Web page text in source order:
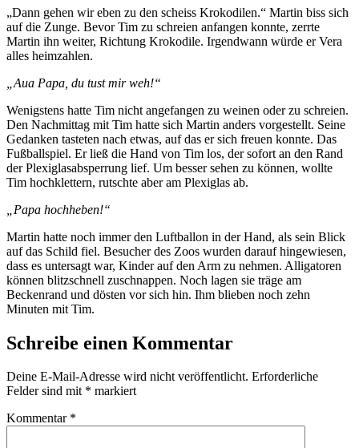
„Dann gehen wir eben zu den scheiss Krokodilen.“ Martin biss sich
auf die Zunge. Bevor Tim zu schreien anfangen konnte, zerrte
Martin ihn weiter, Richtung Krokodile. Irgendwann würde er Vera
alles heimzahlen.
„Aua Papa, du tust mir weh!“
Wenigstens hatte Tim nicht angefangen zu weinen oder zu schreien.
Den Nachmittag mit Tim hatte sich Martin anders vorgestellt. Seine
Gedanken tasteten nach etwas, auf das er sich freuen konnte. Das
Fußballspiel. Er ließ die Hand von Tim los, der sofort an den Rand
der Plexiglasabsperrung lief. Um besser sehen zu können, wollte
Tim hochklettern, rutschte aber am Plexiglas ab.
„Papa hochheben!“
Martin hatte noch immer den Luftballon in der Hand, als sein Blick
auf das Schild fiel. Besucher des Zoos wurden darauf hingewiesen,
dass es untersagt war, Kinder auf den Arm zu nehmen. Alligatoren
können blitzschnell zuschnappen. Noch lagen sie träge am
Beckenrand und dösten vor sich hin. Ihm blieben noch zehn
Minuten mit Tim.
Schreibe einen Kommentar
Deine E-Mail-Adresse wird nicht veröffentlicht. Erforderliche
Felder sind mit * markiert
Kommentar *